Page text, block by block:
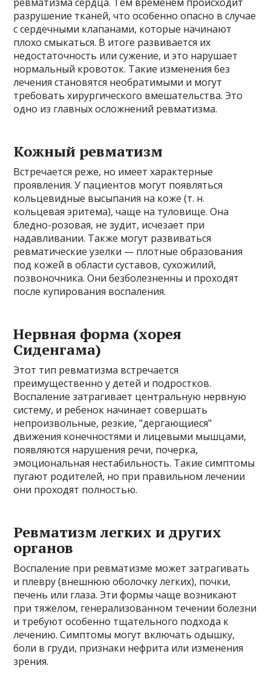
разрушение тканей, что особенно опасно в случае
с сердечными клапанами, которые начинают
плохо смыкаться. В итоге развивается их
недостаточность или сужение, и это нарушает
нормальный кровоток. Такие изменения без
лечения становятся необратимыми и могут
требовать хирургического вмешательства. Это
одно из главных осложнений ревматизма.
Кожный ревматизм
Встречается реже, но имеет характерные
проявления. У пациентов могут появляться
кольцевидные высыпания на коже (т. н.
кольцевая эритема), чаще на туловище. Она
бледно-розовая, не зудит, исчезает при
надавливании. Также могут развиваться
ревматические узелки — плотные образования
под кожей в области суставов, сухожилий,
позвоночника. Они безболезненны и проходят
после купирования воспаления.
Нервная форма (хорея
Сиденгама)
Этот тип ревматизма встречается
преимущественно у детей и подростков.
Воспаление затрагивает центральную нервную
систему, и ребенок начинает совершать
непроизвольные, резкие, "дергающиеся"
движения конечностями и лицевыми мышцами,
появляются нарушения речи, почерка,
эмоциональная нестабильность. Такие симптомы
пугают родителей, но при правильном лечении
они проходят полностью.
Ревматизм легких и других
органов
Воспаление при ревматизме может затрагивать
и плевру (внешнюю оболочку легких), почки,
печень или глаза. Эти формы чаще возникают
при тяжелом, генерализованном течении болезни
и требуют особенно тщательного подхода к
лечению. Симптомы могут включать одышку,
боли в груди, признаки нефрита или изменения
зрения.